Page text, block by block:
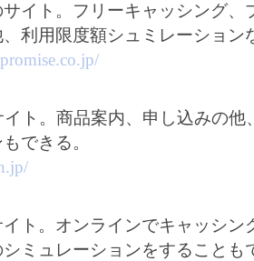
イト。フリーキャッシング、
利用限度額シュミレーション
イト。商品案内、申し込みの
できる。
イト。オンラインでキャッシ
シミュレーションをすることも